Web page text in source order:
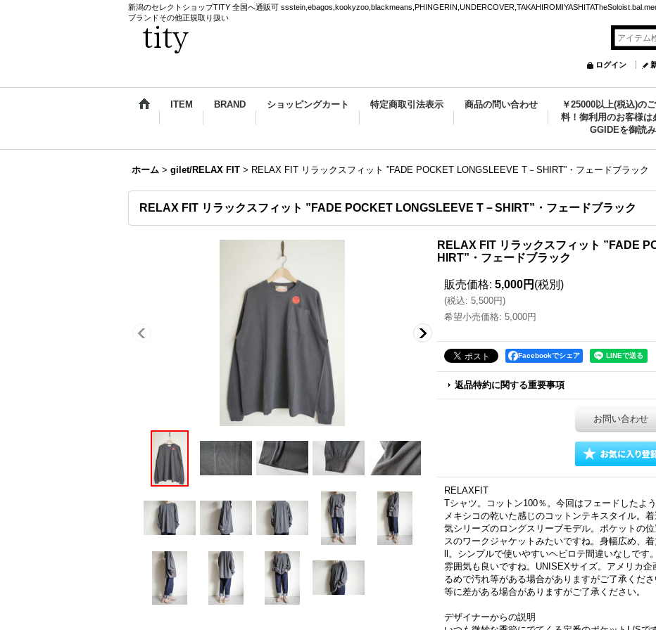
新潟のセレクトショップTITY 全国へ通販可
ブランドその他正規取り扱い
ログイン
ITEM BRAND ショッピングカート 特定商取引法表示 商品の問い合わせ
￥25000以上(税込)の
料！御利用のお客様は
GGIDEを御読
ホーム > gilet/RELAX FIT > RELAX FIT リラックスフィット ”FADE POCKET LONGSLEEVE T－SHIRT”・フェードブラック
RELAX FIT リラックスフィット ”FADE POCKET LONGSLEEVE T－SHIRT”・フェードブラック
RELAX FIT リラックスフィット ”FADE
HIRT”・フェードブラック
販売価格: 5,000円 (税別)
(税込: 5,500円)
希望小売価格: 5,000円
Facebookでシェア
返品特約に関する重要事項
お問い合わせ
RELAXFIT
Tシャツ。コットン100％。今回はフェードしたよ
メキシコの乾いた感じのコットンテキスタイル。
気シリーズのロングスリーブモデル。ポケットの
スのワークジャケットみたいですね。身幅広め、
ll。シンプルで使いやすいヘビロテ間違いなしで
雰囲気も良いですね。UNISEXサイズ。アメリカ
るめで汚れ等がある場合がありますがご了承くだ
等に差がある場合がありますがご了承ください。
デザイナーからの説明